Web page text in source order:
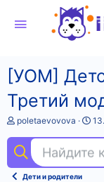
[УОМ]
Третий
А
т
о
т
poletaevovova
Д
а
н
Дети и родители